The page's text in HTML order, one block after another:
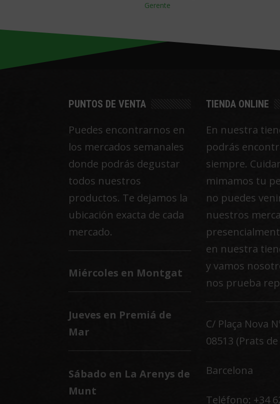
Gerente
PUNTOS DE VENTA
Puedes encontrarnos en
los mercados semanales
donde podrás degustar
todos nuestros
productos. Te dejamos la
ubicación exacta de cada
mercado.
Miércoles en Montgat
Jueves en Premiá de
Mar
Sábado en La Arenys de
Munt
TIENDA ONLINE
En nuestra
podrás
siempre.
mimamos tu
no puedes
nuestros
en nuestra
y vamos
nos prueba
C/ Plaça Nova
08513 (Prats
Barcelona
Teléfono: +34